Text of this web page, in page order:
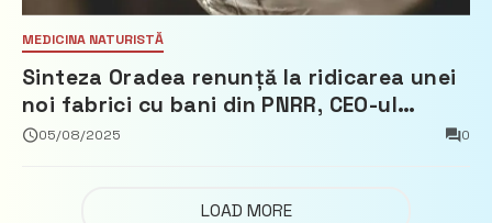
MEDICINA NATURISTĂ
Sinteza Oradea renunță la ridicarea unei
noi fabrici cu bani din PNRR, CEO-ul
demisionează – Profit.ro
05/08/2025 0
LOAD MORE